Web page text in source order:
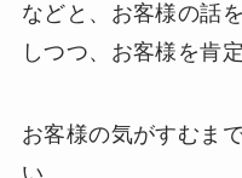
などと、お客様の話
しつつ、お客様を肯
お客様の気がすむま
い。